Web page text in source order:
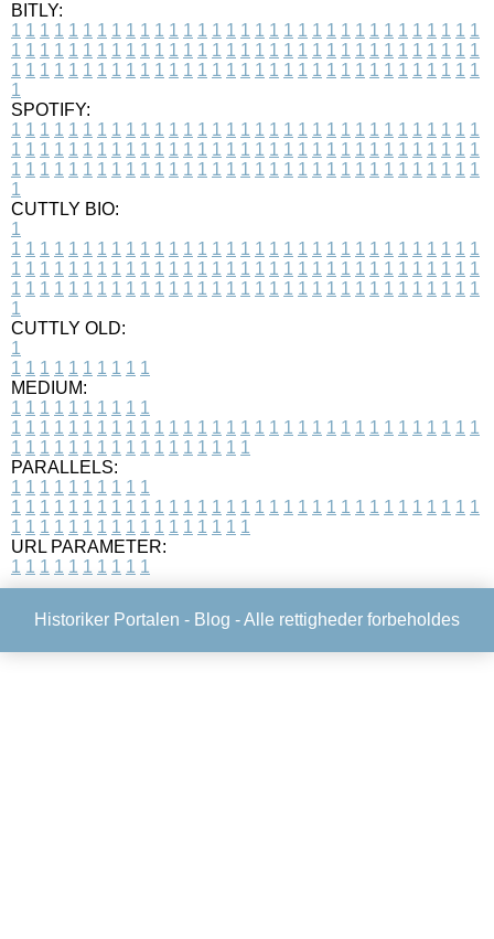
BITLY:
1 1 1 1 1 1 1 1 1 1 1 1 1 1 1 1 1 1 1 1 1 1 1 1 1 1 1 1 1 1 1 1 1
1 1 1 1 1 1 1 1 1 1 1 1 1 1 1 1 1 1 1 1 1 1 1 1 1 1 1 1 1 1 1 1 1
1 1 1 1 1 1 1 1 1 1 1 1 1 1 1 1 1 1 1 1 1 1 1 1 1 1 1 1 1 1 1 1 1
1
SPOTIFY:
1 1 1 1 1 1 1 1 1 1 1 1 1 1 1 1 1 1 1 1 1 1 1 1 1 1 1 1 1 1 1 1 1
1 1 1 1 1 1 1 1 1 1 1 1 1 1 1 1 1 1 1 1 1 1 1 1 1 1 1 1 1 1 1 1 1
1 1 1 1 1 1 1 1 1 1 1 1 1 1 1 1 1 1 1 1 1 1 1 1 1 1 1 1 1 1 1 1 1
1
CUTTLY BIO:
1
1 1 1 1 1 1 1 1 1 1 1 1 1 1 1 1 1 1 1 1 1 1 1 1 1 1 1 1 1 1 1 1 1
1 1 1 1 1 1 1 1 1 1 1 1 1 1 1 1 1 1 1 1 1 1 1 1 1 1 1 1 1 1 1 1 1
1 1 1 1 1 1 1 1 1 1 1 1 1 1 1 1 1 1 1 1 1 1 1 1 1 1 1 1 1 1 1 1 1
1
CUTTLY OLD:
1
1 1 1 1 1 1 1 1 1 1
MEDIUM:
1 1 1 1 1 1 1 1 1 1
1 1 1 1 1 1 1 1 1 1 1 1 1 1 1 1 1 1 1 1 1 1 1 1 1 1 1 1 1 1 1 1 1
1 1 1 1 1 1 1 1 1 1 1 1 1 1 1 1 1
PARALLELS:
1 1 1 1 1 1 1 1 1 1
1 1 1 1 1 1 1 1 1 1 1 1 1 1 1 1 1 1 1 1 1 1 1 1 1 1 1 1 1 1 1 1 1
1 1 1 1 1 1 1 1 1 1 1 1 1 1 1 1 1
URL PARAMETER:
1 1 1 1 1 1 1 1 1 1
Historiker Portalen - Blog - Alle rettigheder forbeholdes